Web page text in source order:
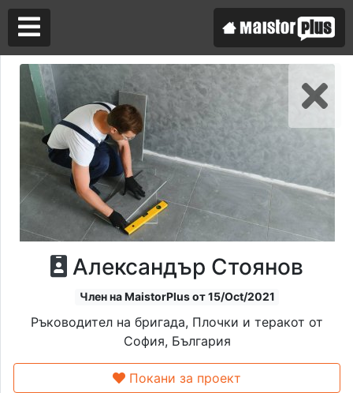
Александър Стоянов
Член на MaistorPlus от 15/Oct/2021
Ръководител на бригада, Плочки и теракот от
София, България
Покани за проект
Аз съм майстор
Търся майстор